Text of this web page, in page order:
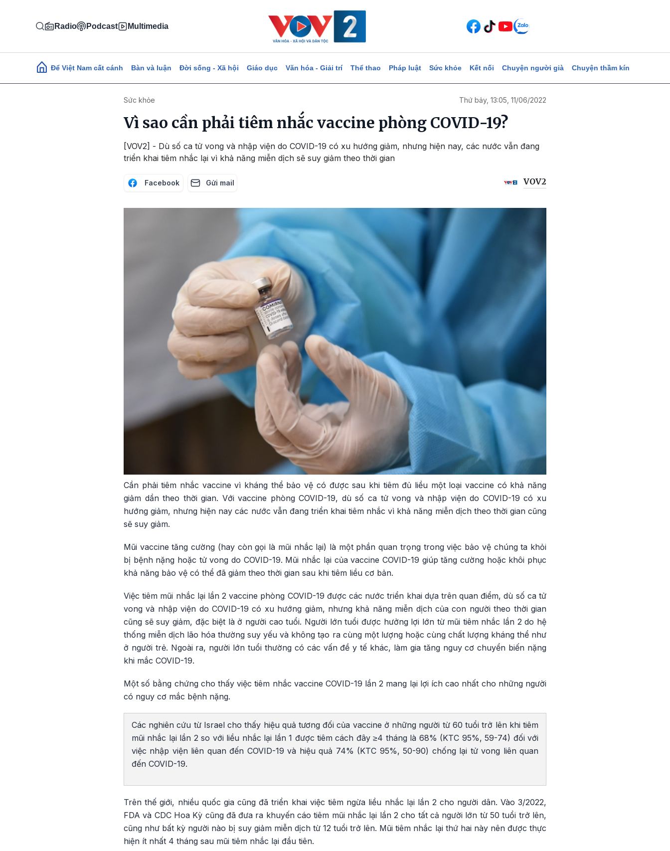
Radio Podcast Multimedia
Main navigation
Để Việt Nam cất cánh Bàn và luận Đời sống - Xã hội Giáo dục Văn hóa - Giải trí Thể thao Pháp luật Sức khỏe Kết nối Chuyện người già Chuyện thầm kín
Sức khỏe Thứ bảy, 13:05, 11/06/2022
Vì sao cần phải tiêm nhắc vaccine phòng COVID-19?
[VOV2] - Dù số ca tử vong và nhập viện do COVID-19 có xu hướng giảm, nhưng hiện nay, các nước vẫn đang
triển khai tiêm nhắc lại vì khả năng miễn dịch sẽ suy giảm theo thời gian
Facebook Gửi mail VOV2
Cần phải tiêm nhắc vaccine vì kháng thể bảo vệ có được sau khi tiêm đủ liều một loại vaccine có khả năng
giảm dần theo thời gian. Với vaccine phòng COVID-19, dù số ca tử vong và nhập viện do COVID-19 có xu
hướng giảm, nhưng hiện nay các nước vẫn đang triển khai tiêm nhắc vì khả năng miễn dịch theo thời gian cũng
sẽ suy giảm.
Mũi vaccine tăng cường (hay còn gọi là mũi nhắc lại) là một phần quan trọng trong việc bảo vệ chúng ta khỏi
bị bệnh nặng hoặc tử vong do COVID-19. Mũi nhắc lại của vaccine COVID-19 giúp tăng cường hoặc khôi phục
khả năng bảo vệ có thể đã giảm theo thời gian sau khi tiêm liều cơ bản.
Việc tiêm mũi nhắc lại lần 2 vaccine phòng COVID-19 được các nước triển khai dựa trên quan điểm, dù số ca tử
vong và nhập viện do COVID-19 có xu hướng giảm, nhưng khả năng miễn dịch của con người theo thời gian
cũng sẽ suy giảm, đặc biệt là ở người cao tuổi. Người lớn tuổi được hưởng lợi lớn từ mũi tiêm nhắc lần 2 do hệ
thống miễn dịch lão hóa thường suy yếu và không tạo ra cùng một lượng hoặc cùng chất lượng kháng thể như
ở người trẻ. Ngoài ra, người lớn tuổi thường có các vấn đề y tế khác, làm gia tăng nguy cơ chuyển biến nặng
khi mắc COVID-19.
Một số bằng chứng cho thấy việc tiêm nhắc vaccine COVID-19 lần 2 mang lại lợi ích cao nhất cho những người
có nguy cơ mắc bệnh nặng.
Các nghiên cứu từ Israel cho thấy hiệu quả tương đối của vaccine ở những người từ 60 tuổi trở lên khi tiêm
mũi nhắc lại lần 2 so với liều nhắc lại lần 1 được tiêm cách đây ≥4 tháng là 68% (KTC 95%, 59-74) đối với
việc nhập viện liên quan đến COVID-19 và hiệu quả 74% (KTC 95%, 50-90) chống lại tử vong liên quan
đến COVID-19.
Trên thế giới, nhiều quốc gia cũng đã triển khai việc tiêm ngừa liều nhắc lại lần 2 cho người dân. Vào 3/2022,
FDA và CDC Hoa Kỳ cũng đã đưa ra khuyến cáo tiêm mũi nhắc lại lần 2 cho tất cả người lớn từ 50 tuổi trở lên,
cũng như bất kỳ người nào bị suy giảm miễn dịch từ 12 tuổi trở lên. Mũi tiêm nhắc lại thứ hai này nên được thực
hiện ít nhất 4 tháng sau mũi tiêm nhắc lại đầu tiên.